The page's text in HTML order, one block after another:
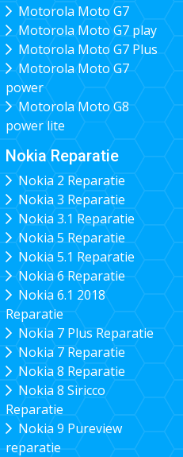
Motorola Moto G7
Motorola Moto G7 play
Motorola Moto G7 Plus
Motorola Moto G7
power
Motorola Moto G8
power lite
Nokia Reparatie
Nokia 2 Reparatie
Nokia 3 Reparatie
Nokia 3.1 Reparatie
Nokia 5 Reparatie
Nokia 5.1 Reparatie
Nokia 6 Reparatie
Nokia 6.1 2018
Reparatie
Nokia 7 Plus Reparatie
Nokia 7 Reparatie
Nokia 8 Reparatie
Nokia 8 Siricco
Reparatie
Nokia 9 Pureview
reparatie